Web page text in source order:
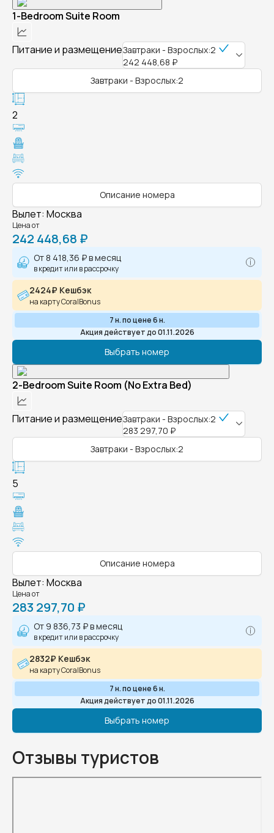
1-Bedroom Suite Room
Питание и размещениеЗавтраки - Взрослых:2
242 448,68 ₽
Завтраки - Взрослых:2
2
Описание номера
Вылет: Москва
Цена от
242 448,68 ₽
От 8 418,36 ₽в месяц
в кредит или в рассрочку
2424₽ Кешбэк
на карту CoralBonus
7 н. по цене 6 н.
Акция действует до 01.11.2026
Выбрать номер
2-Bedroom Suite Room (No Extra Bed)
Питание и размещениеЗавтраки - Взрослых:2
283 297,70 ₽
Завтраки - Взрослых:2
5
Описание номера
Вылет: Москва
Цена от
283 297,70 ₽
От 9 836,73 ₽в месяц
в кредит или в рассрочку
2832₽ Кешбэк
на карту CoralBonus
7 н. по цене 6 н.
Акция действует до 01.11.2026
Выбрать номер
Отзывы туристов